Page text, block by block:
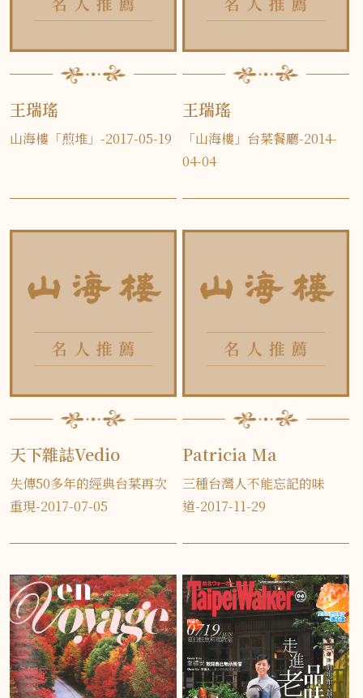
王瑞瑤
山海樓「煎堆」-2017-05-19
王瑞瑤
「山海樓」台菜餐廳-2014-
04-04
天下雜誌Vedio
失傳50多年的經典台菜再次
重現-2017-07-05
Patricia Ma
三種台灣人不能忘記的味
道-2017-11-29